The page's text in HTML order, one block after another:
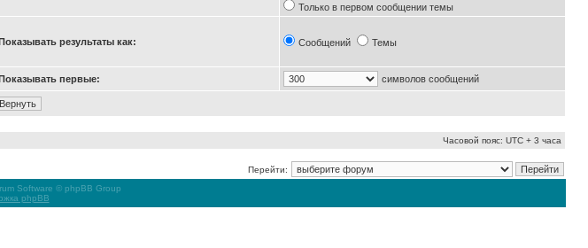
Только в первом сообщении темы
результаты как: Сообщений Темы
первые: символов сообщений
Часовой пояс: UTC + 3 часа
Перейти:
Software © phpBB Group
phpBB